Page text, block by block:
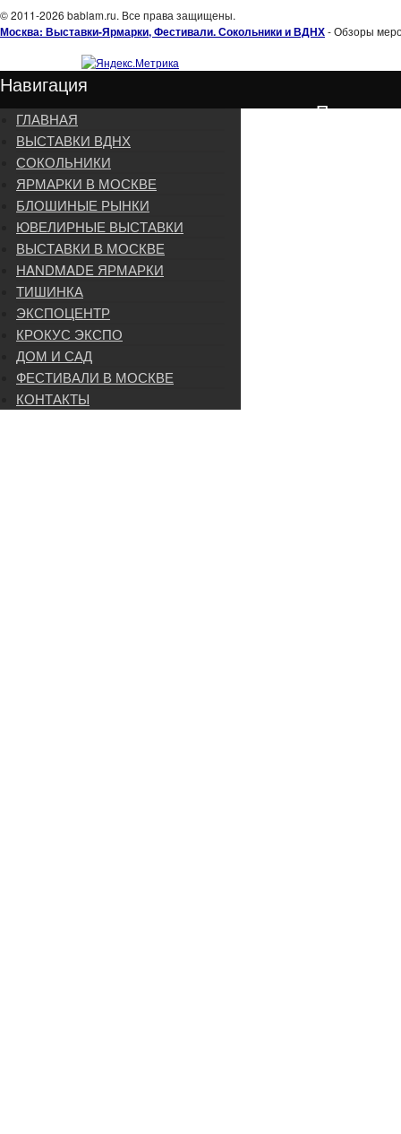
© 2011-2026 bablam.ru. Все права защищены.
Москва: Выставки-Ярмарки, Фестивали. Сокольники и ВДНХ- Обзоры
Навигация
Подписка
ГЛАВНАЯ
ВЫСТАВКИ ВДНХ
СОКОЛЬНИКИ
ЯРМАРКИ В МОСКВЕ
БЛОШИНЫЕ РЫНКИ
ЮВЕЛИРНЫЕ ВЫСТАВКИ
ВЫСТАВКИ В МОСКВЕ
HANDMADE ЯРМАРКИ
ТИШИНКА
ЭКСПОЦЕНТР
КРОКУС ЭКСПО
ДОМ И САД
ФЕСТИВАЛИ В МОСКВЕ
КОНТАКТЫ